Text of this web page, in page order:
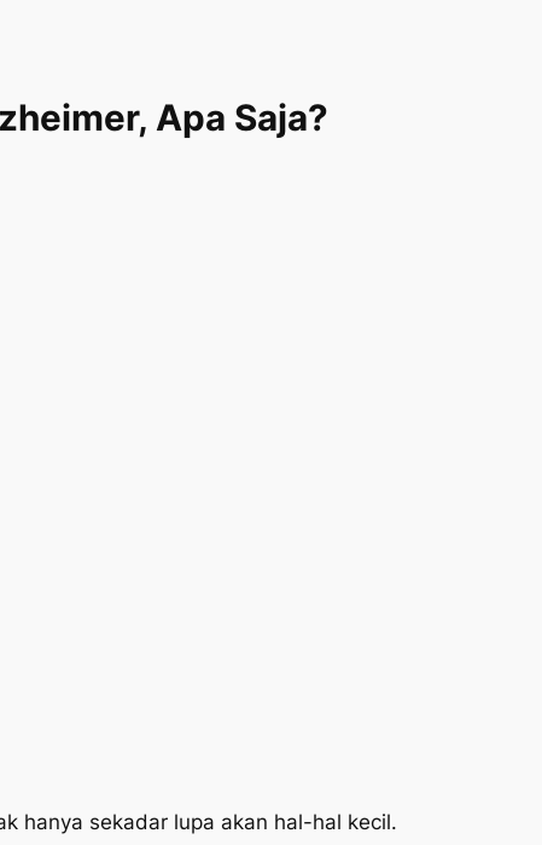
Apa Saja?
hanya sekadar lupa akan hal-hal kecil.